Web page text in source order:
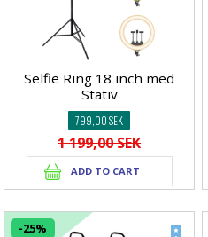
Selfie Ring 18 inch med
Stativ
799,00 SEK
1 199,00 SEK
-25%